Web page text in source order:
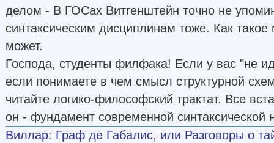
делом - В ГОСах Витгенштейн точно не
синтаксическим дисциплинам тоже. Как
может.
Господа, студенты филфака! Если у вас "не
если понимаете в чем смысл структурной
читайте логико-философский трактат. Все
он - фундамент современной синтаксической
Виллар: Граф де Габалис, или Разговоры о